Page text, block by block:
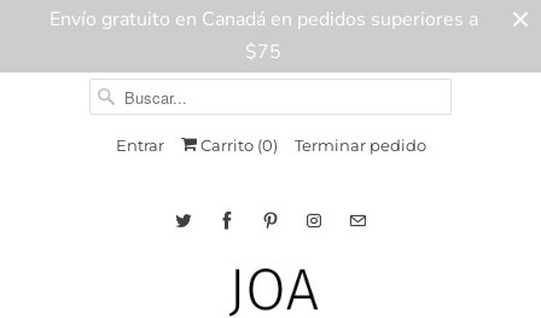
Envío gratuito en Canadá en pedidos superiores a
$75
Entrar Carrito (0) Terminar pedido